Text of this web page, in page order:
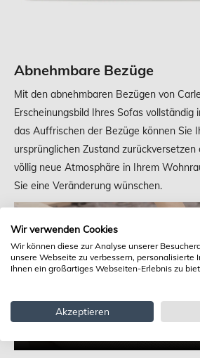
Abnehmbare Bezüge
Mit den abnehmbaren Bezügen von
Erscheinungsbild Ihres Sofas vollständig
das Auffrischen der Bezüge können Sie
ursprünglichen Zustand zurückversetzen
völlig neue Atmosphäre in Ihrem
Sie eine Veränderung wünschen.
Wir verwenden Cookies
Wir können diese zur Analyse unserer
unsere Webseite zu verbessern, personalisierte
Ihnen ein großartiges Webseiten-Erlebnis zu
Akzeptieren